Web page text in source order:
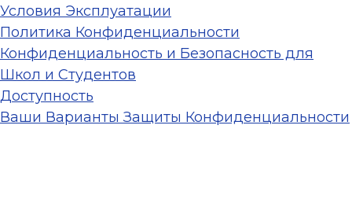
Условия Эксплуатации
Политика Конфиденциальности
Конфиденциальность и Безопасность для
Школ и Студентов
Доступность
Ваши Варианты Защиты Конфиденциальности